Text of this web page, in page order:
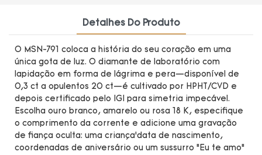
Detalhes Do Produto
O MSN-791 coloca a história do seu coração em uma
única gota de luz. O diamante de laboratório com
lapidação em forma de lágrima e pera—disponível de
0,3 ct a opulentos 20 ct—é cultivado por HPHT/CVD e
depois certificado pelo IGI para simetria impecável.
Escolha ouro branco, amarelo ou rosa 18 K, especifique
o comprimento da corrente e adicione uma gravação
de fiança oculta: uma criança’data de nascimento,
coordenadas de aniversário ou um sussurro “Eu te amo”